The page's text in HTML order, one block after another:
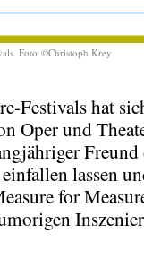
Foto ©Christoph Krey
Festivals hat
Oper und
Freund
lassen
for